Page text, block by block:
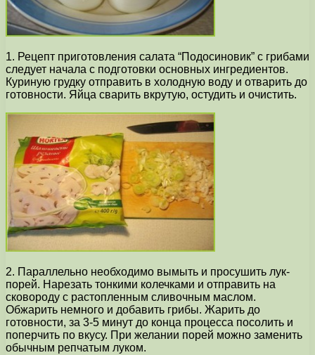
1. Рецепт приготовления салата “Подосиновик” с грибами
следует начала с подготовки основных ингредиентов.
Куриную грудку отправить в холодную воду и отварить до
готовности. Яйца сварить вкрутую, остудить и очистить.
2. Параллельно необходимо вымыть и просушить лук-
порей. Нарезать тонкими колечками и отправить на
сковороду с растопленным сливочным маслом.
Обжарить немного и добавить грибы. Жарить до
готовности, за 3-5 минут до конца процесса посолить и
поперчить по вкусу. При желании порей можно заменить
обычным репчатым луком.